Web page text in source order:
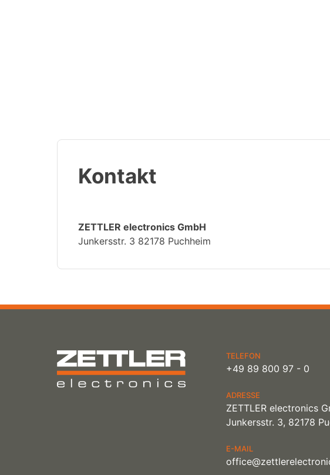
Kontakt
ZETTLER electronics GmbH
Junkersstr. 3 82178 Puchheim
TELEFON
+49 89 800 97 - 0
ADRESSE
ZETTLER electronics
Junkersstr. 3, 82178
E-MAIL